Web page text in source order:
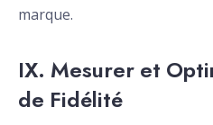
marque.
IX. Mesurer et
de Fidélité